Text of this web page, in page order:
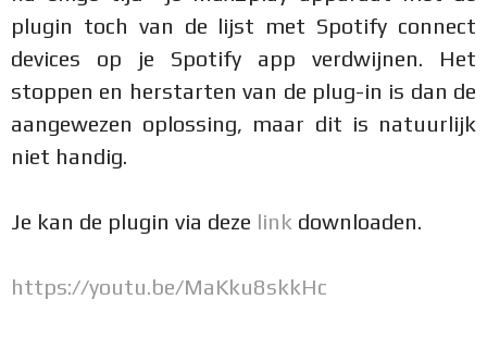
plugin toch van de lijst met Spotify connect
devices op je Spotify app verdwijnen. Het
stoppen en herstarten van de plug-in is dan de
aangewezen oplossing, maar dit is natuurlijk
niet handig.
Je kan de plugin via deze link downloaden.
https://youtu.be/MaKku8skkHc